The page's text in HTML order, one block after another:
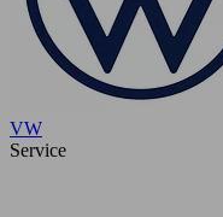
VW
Service